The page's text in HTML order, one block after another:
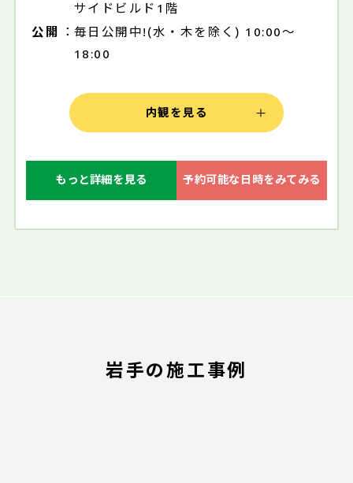
サイドビルド1階
公開
毎日公開中!(水・木を除く) 10:00～
18:00
内観を見る
もっと詳細を見る 予約可能な日時をみてみる
岩手の施工事例